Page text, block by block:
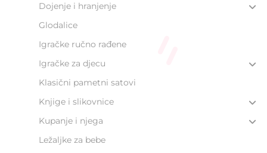
Dojenje i hranjenje
Glodalice
Igračke ručno rađene
Igračke za djecu
Klasični pametni satovi
Knjige i slikovnice
Kupanje i njega
Ležaljke za bebe